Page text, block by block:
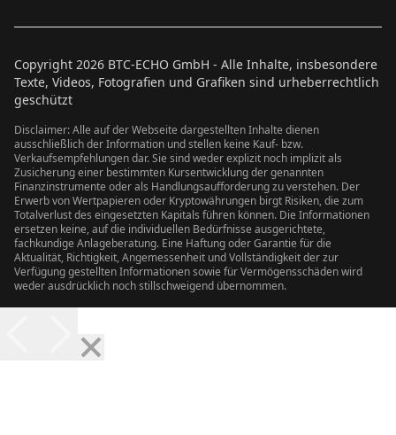
Copyright 2026 BTC-ECHO GmbH - Alle Inhalte, insbesondere
Texte, Videos, Fotografien und Grafiken sind urheberrechtlich
geschützt
Disclaimer: Alle auf der Webseite dargestellten Inhalte dienen
ausschließlich der Information und stellen keine Kauf- bzw.
Verkaufsempfehlungen dar. Sie sind weder explizit noch implizit als
Zusicherung einer bestimmten Kursentwicklung der genannten
Finanzinstrumente oder als Handlungsaufforderung zu verstehen. Der
Erwerb von Wertpapieren oder Kryptowährungen birgt Risiken, die zum
Totalverlust des eingesetzten Kapitals führen können. Die Informationen
ersetzen keine, auf die individuellen Bedürfnisse ausgerichtete,
fachkundige Anlageberatung. Eine Haftung oder Garantie für die
Aktualität, Richtigkeit, Angemessenheit und Vollständigkeit der zur
Verfügung gestellten Informationen sowie für Vermögensschäden wird
weder ausdrücklich noch stillschweigend übernommen.